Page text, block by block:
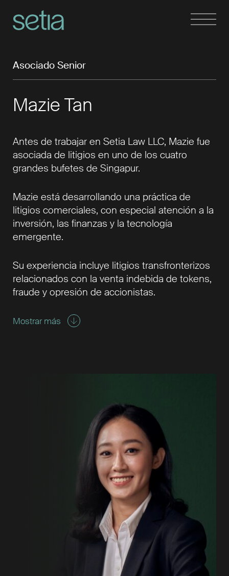
Asociado Senior
Mazie Tan
Antes de trabajar en Setia Law LLC, Mazie fue
asociada de litigios en uno de los cuatro
grandes bufetes de Singapur.
Mazie está desarrollando una práctica de
litigios comerciales, con especial atención a la
inversión, las finanzas y la tecnología
emergente.
Su experiencia incluye litigios transfronterizos
relacionados con la venta indebida de tokens,
fraude y opresión de accionistas.
Mostrar más